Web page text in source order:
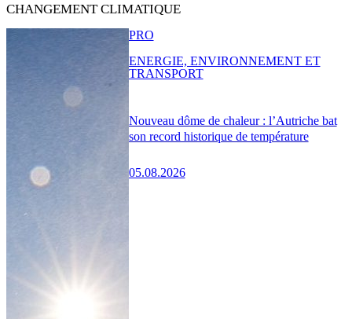
CHANGEMENT CLIMATIQUE
Nouveau dôme de chaleur : l’Autriche bat
son record historique de température
05.08.2026
PRO
ENERGIE, ENVIRONNEMENT ET
TRANSPORT